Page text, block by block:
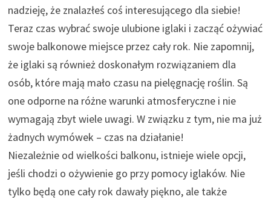
nadzieję, że znalazłeś coś interesującego dla siebie!
Teraz czas wybrać swoje ulubione iglaki i zacząć ożywiać
swoje balkonowe miejsce przez cały rok. Nie zapomnij,
że iglaki są również doskonałym rozwiązaniem dla
osób, które mają mało czasu na pielęgnację roślin. Są
one odporne na różne warunki atmosferyczne i nie
wymagają zbyt wiele uwagi. W związku z tym, nie ma już
żadnych wymówek – czas na działanie!
Niezależnie od wielkości balkonu, istnieje wiele opcji,
jeśli chodzi o ożywienie go przy pomocy iglaków. Nie
tylko będą one cały rok dawały piękno, ale także